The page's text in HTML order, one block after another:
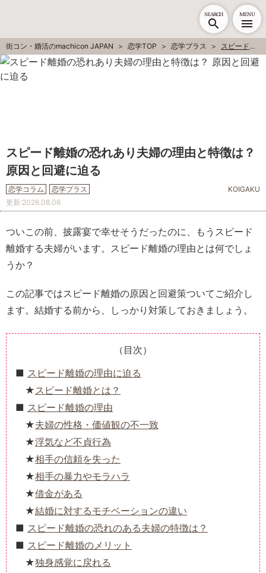
SEARCH MENU
街コン・婚活のmachicon JAPAN 恋学TOP 恋学プラス スピード離婚の恐れあり夫婦の理由と特徴は？ 原因と回避に迫る
スピード離婚の恐れあり夫婦の理由と特徴は？
原因と回避に迫る
恋学コラム 恋学プラス
KOIGAKU
更新:2026.08.06
ついこの前、披露宴で幸せそうだったのに、もうスピード
離婚する夫婦がいます。スピード離婚の理由とは何でしょ
うか？
この記事ではスピード離婚の原因と回避策ついてご紹介し
ます。結婚する前から、しっかり対策しておきましょう。
（目次）
スピード離婚の理由に迫る
スピード離婚とは？
スピード離婚の理由
夫婦の性格・価値観の不一致
浮気など不貞行為
相手の信頼を失った
相手の暴力やモラハラ
借金がある
結婚に対するモチベーションの違い
スピード離婚の恐れのある夫婦の特徴は？
スピード離婚のメリット
独身感覚に戻れる